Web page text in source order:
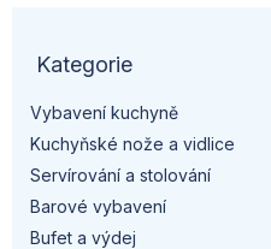
Přeskočit
Kategorie
Vybavení kuchyně
Kuchyňské nože a vidlice
Servírování a stolování
Barové vybavení
Bufet a výdej